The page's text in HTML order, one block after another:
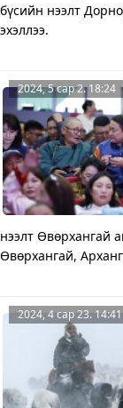
бүсийн нээлт
эхэллээ.
2024, 5 сар 2. 18:24
нээлт Өвөрхангай
Өвөрхангай,
2024, 4 сар 23. 14:41